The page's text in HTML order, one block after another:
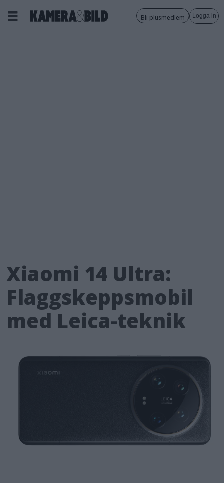
Bli plusmedlem Logga in
Xiaomi 14 Ultra:
Flaggskeppsmobil
med Leica-teknik